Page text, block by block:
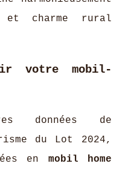
et charme rural
votre mobil-
données de
du Lot 2024,
en mobil home